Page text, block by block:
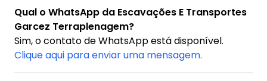
Qual o WhatsApp da Escavações E Transportes
Garcez Terraplenagem?
Sim, o contato de WhatsApp está disponível.
Clique aqui para enviar uma mensagem.